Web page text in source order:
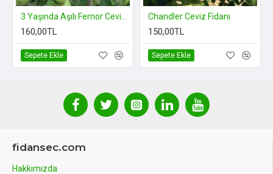
160,00TL
Sepete Ekle
Chandler Ceviz Fidanı
150,00TL
Sepete Ekle
fidansec.com
Hakkımızda